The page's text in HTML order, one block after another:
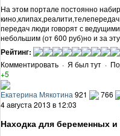
На этом портале постоянно
передач люди говорят с
небольшим (от 600 руб)но и за эту
Рейтинг:
Комментировать · Я был тут ·
+5
Екатерина Мякотина 921 766
4 августа 2013 в 12:03
Находка для беременных